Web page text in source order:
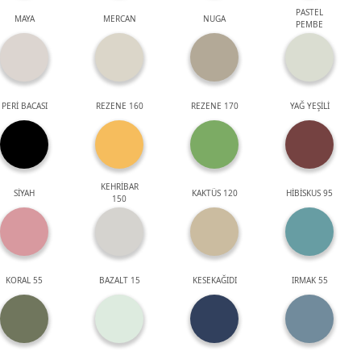
MAYA MERCAN NUGA
PASTEL
PEMBE
PERİ BACASI REZENE 160 REZENE 170 YAĞ YEŞİLİ
SİYAH
KEHRİBAR
150
KAKTÜS 120 HİBİSKUS 95
KORAL 55 BAZALT 15 KESEKAĞIDI IRMAK 55